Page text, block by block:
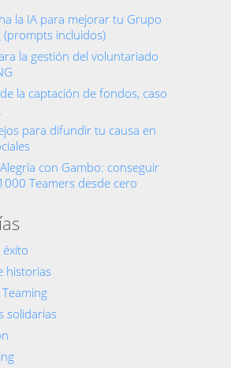
la IA para mejorar tu Grupo
(prompts incluidos)
la gestión del voluntariado
la captación de fondos, caso
para difundir tu causa en
con Gambo: conseguir
Teamers desde cero
éxito
historias
solidarias